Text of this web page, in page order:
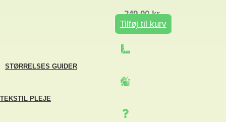
249,00kr.
Tilføj til kurv
STØRRELSES GUIDER
TEKSTIL PLEJE